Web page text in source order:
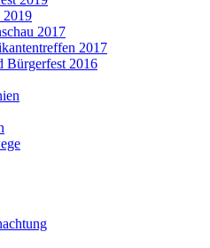
2019
2017
2017
Bürgerfest 2016